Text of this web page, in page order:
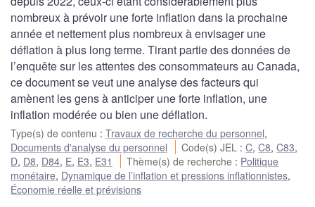
nombreux à prévoir une forte inflation dans la prochaine
année et nettement plus nombreux à envisager une
déflation à plus long terme. Tirant partie des données de
l’enquête sur les attentes des consommateurs au Canada,
ce document se veut une analyse des facteurs qui
amènent les gens à anticiper une forte inflation, une
inflation modérée ou bien une déflation.
Type(s) de contenu : Travaux de recherche du personnel,
Documents d'analyse du personnel
Code(s) JEL :C,C8,C83,
D, D8, D84, E, E3, E31 Thème(s) de recherche : Politique
monétaire, Dynamique de l’inflation et pressions inflationnistes,
Économie réelle et prévisions